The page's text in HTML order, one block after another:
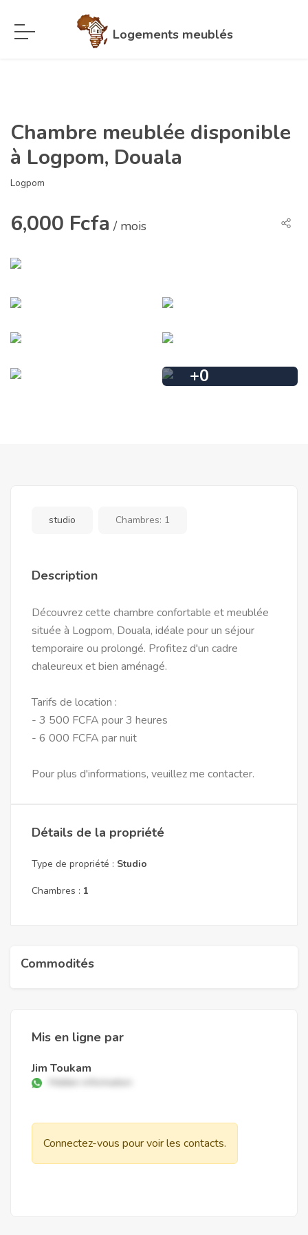
Logements meublés
Chambre meublée disponible
à Logpom, Douala
Logpom
6,000 Fcfa / mois
+0
studio Chambres: 1
Description
Découvrez cette chambre confortable et meublée
située à Logpom, Douala, idéale pour un séjour
temporaire ou prolongé. Profitez d'un cadre
chaleureux et bien aménagé.
Tarifs de location :
- 3 500 FCFA pour 3 heures
- 6 000 FCFA par nuit
Pour plus d'informations, veuillez me contacter.
Détails de la propriété
Type de propriété : Studio
Chambres : 1
Commodités
Mis en ligne par
Jim Toukam
Hidden information
Connectez-vous pour voir les contacts.